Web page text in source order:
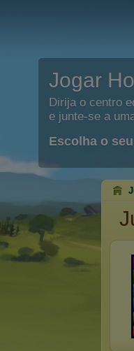
Jogar
Dirija o centro
e junte-se a
Escolha o